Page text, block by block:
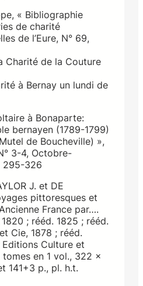
« Bibliographie
de charité
de l’Eure, N° 69,
Charité de la Couture
à Bernay un lundi de
à Bonaparte:
bernayen (1789-1799)
de Boucheville) »,
3-4, Octobre-
295-326
J. et DE
pittoresques et
France par….
; rééd. 1825 ; rééd.
Cie, 1878 ; rééd.
Culture et
en 1 vol., 322 x
141+3 p., pl. h.t.